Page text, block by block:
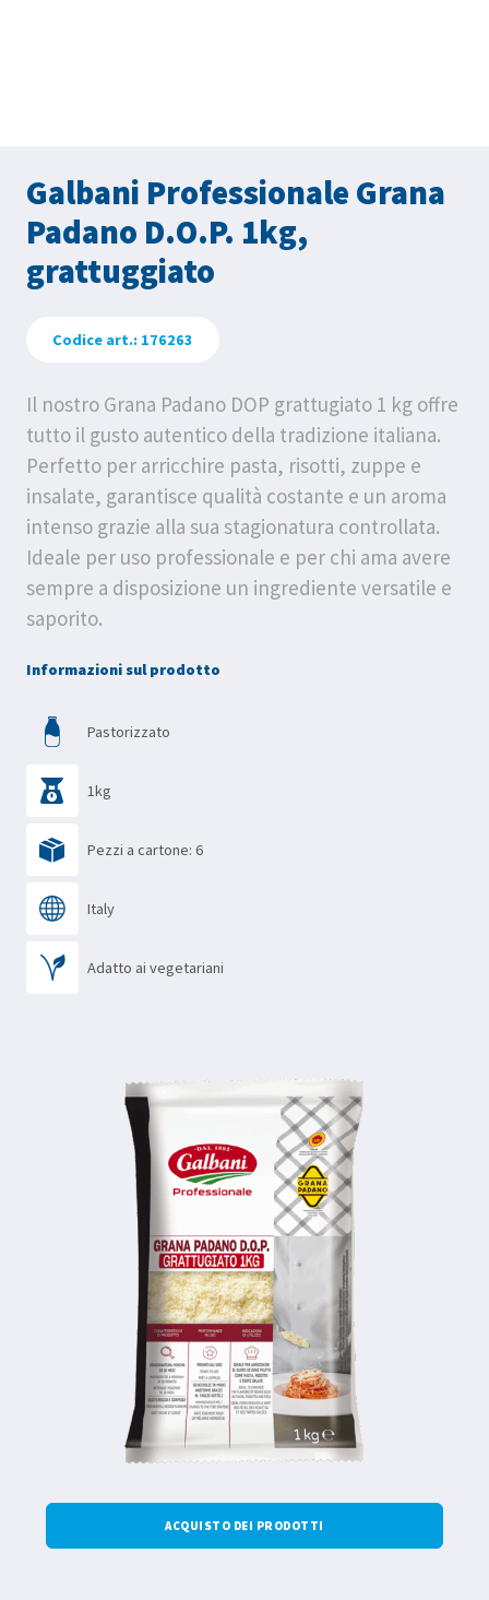
Galbani Professionale Grana
Padano D.O.P. 1kg,
grattuggiato
Codice art.: 176263
Il nostro Grana Padano DOP grattugiato 1 kg offre
tutto il gusto autentico della tradizione italiana.
Perfetto per arricchire pasta, risotti, zuppe e
insalate, garantisce qualità costante e un aroma
intenso grazie alla sua stagionatura controllata.
Ideale per uso professionale e per chi ama avere
sempre a disposizione un ingrediente versatile e
saporito.
Informazioni sul prodotto
Pastorizzato
1kg
Pezzi a cartone: 6
Italy
Adatto ai vegetariani
ACQUISTO DEI PRODOTTI